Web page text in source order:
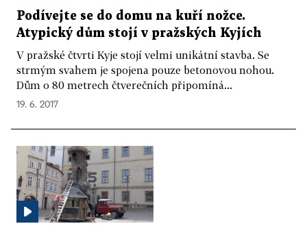
Podívejte se do domu na kuří nožce.
Atypický dům stojí v pražských Kyjích
V pražské čtvrti Kyje stojí velmi unikátní stavba. Se
strmým svahem je spojena pouze betonovou nohou.
Dům o 80 metrech čtverečních připomíná...
19. 6. 2017